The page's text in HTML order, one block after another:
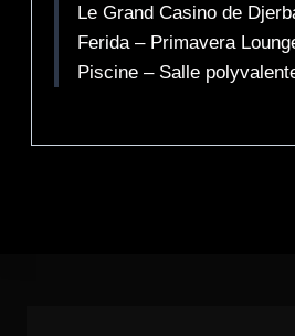
Le Grand Casino de
Ferida – Primavera
Piscine – Salle